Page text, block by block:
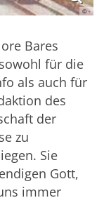
© -
Bares
für die
als auch für
des
der
zu
Sie
Gott,
immer